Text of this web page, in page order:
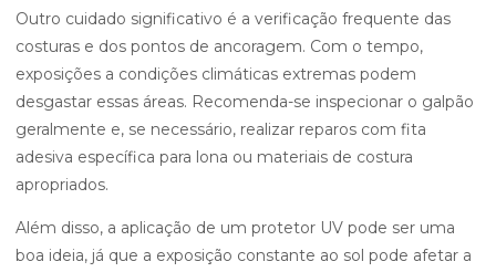
Outro cuidado significativo é a verificação frequente das
costuras e dos pontos de ancoragem. Com o tempo,
exposições a condições climáticas extremas podem
desgastar essas áreas. Recomenda-se inspecionar o galpão
geralmente e, se necessário, realizar reparos com fita
adesiva específica para lona ou materiais de costura
apropriados.
Além disso, a aplicação de um protetor UV pode ser uma
boa ideia, já que a exposição constante ao sol pode afetar a